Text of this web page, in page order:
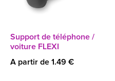
Support de téléphone /
voiture FLEXI
A partir de 1.49 €